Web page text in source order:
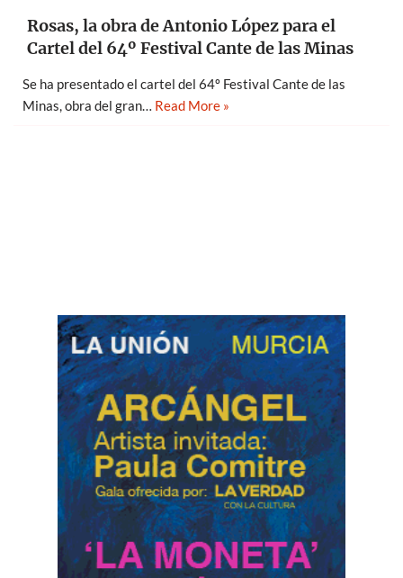
Rosas, la obra de Antonio López para el
Cartel del 64º Festival Cante de las Minas
Se ha presentado el cartel del 64º Festival Cante de las
Minas, obra del gran… Read More »